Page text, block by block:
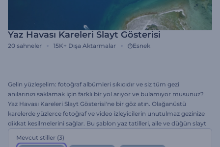
Yaz Havası Kareleri Slayt Gösterisi
20 sahneler 15K+ Dışa Aktarmalar Esnek
Gelin yüzleşelim: fotoğraf albümleri sıkıcıdır ve siz tüm gezi
anılarınızı saklamak için farklı bir yol arıyor ve bulamıyor musunuz?
Yaz Havası Kareleri Slayt Gösterisi'ne bir göz atın. Olağanüstü
karelerde yüzlerce fotoğraf ve video izleyicilerin unutulmaz gezinize
dikkat kesilmelerini sağlar. Bu şablon yaz tatilleri, aile ve düğün slayt
fazlası için idealdir. Kolayca fotoğraflarınızı yükleyin, metni
Mevcut stiller (3)